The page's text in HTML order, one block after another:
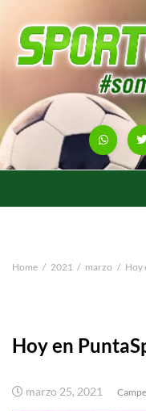
Home 2021 marzo Hoy
Hoy en
marzo 25, 2021